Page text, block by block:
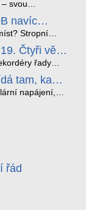
svou
je navržen
silnicích a
městech.
navíc
Stropní
obraz ze dvou
záběru bez
vozidel,
Čtyři věci,
řady
vám ušetří
tam, kam
napájení,
řád